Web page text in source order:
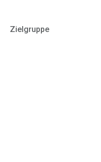
Zielgruppe